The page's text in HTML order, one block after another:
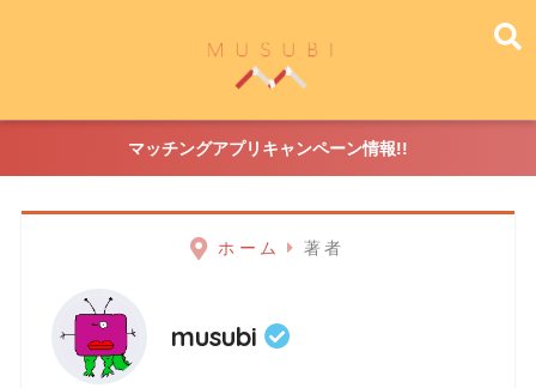
マッチングアプリキャンペーン情報!!
ホーム 著者
musubi